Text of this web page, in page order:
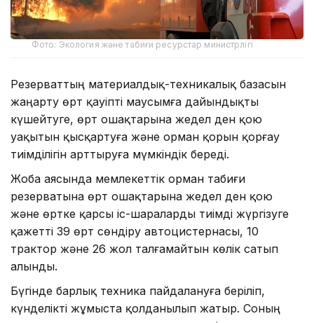
Фото: Экология және табиғи ресурстар министрлігі
Резерваттың материалдық-техникалық базасын
жаңарту өрт қауіпті маусымға дайындықты
күшейтуге, өрт ошақтарына жедел ден қою
уақытын қысқартуға және орман қорын қорғау
тиімділігін арттыруға мүмкіндік береді.
Жоба аясында мемлекеттік орман табиғи
резерватына өрт ошақтарына жедел ден қою
және өртке қарсы іс-шараларды тиімді жүргізуге
қажетті 39 өрт сөндіру автоцистернасы, 10
трактор және 26 жол талғамайтын көлік сатып
алынды.
Бүгінде барлық техника пайдалануға беріліп,
күнделікті жұмыста қолданылып жатыр. Соның